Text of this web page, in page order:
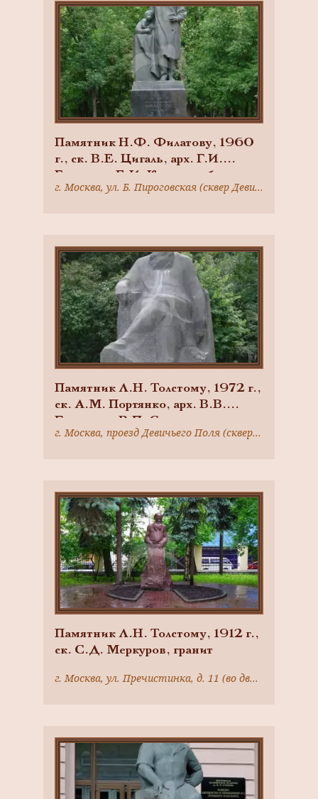
Памятник Н.Ф. Филатову, 1960
г., ск. В.Е. Цигаль, арх. Г.И.
Гаврилов, Е.И. Кутырев, бронза,
гранит
г. Москва, ул. Б. Пироговская (сквер Девичьего поля)
Памятник Л.Н. Толстому, 1972 г.,
ск. А.М. Портянко, арх. В.В.
Богданов, В.П. Соколов, гранит
г. Москва, проезд Девичьего Поля (сквер Девичьего поля)
Памятник Л.Н. Толстому, 1912 г.,
ск. С.Д. Меркуров, гранит
г. Москва, ул. Пречистинка, д. 11 (во дворе, перенесен из сквера Девичьего поля в 1972 г.)